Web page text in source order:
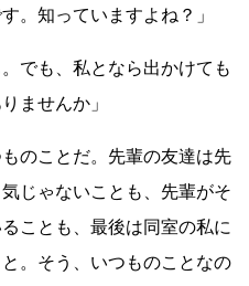
。知っていますよね？」
でも、私となら出かけても
ませんか」
のことだ。先輩の友達は先
じゃないことも、先輩がそ
ことも、最後は同室の私に
。そう、いつものことなの